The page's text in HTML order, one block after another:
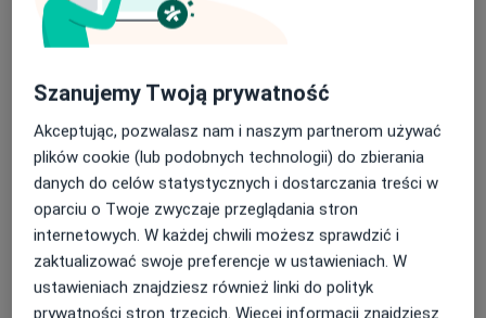
i zadowolenie pacjenta.
implantologii, chirurgii, periodontolologii,
implantoproetyki i protetyki.
leczenie chirurgiczne:
ekstrakcje zębów
usuwanie zębów ósmych
usuwanie pozostawionych korzeni
usuwanie implantów
usuwanie ciał obcych z zatoki
Zobacz galerię (39)
łuku. All on 4.
Odbudowa kości i dziąsła.
Usuwanie chirurgiczne.
Usuwanie ósemek
zatrzymanych.
kilku lat do
polecam.
dobrego i
za cierpl...
Szanujemy Twoją prywatność
Akceptując, pozwalasz nam i naszym partnerom używać
plików cookie (lub podobnych technologii) do zbierania
danych do celów statystycznych i dostarczania treści w
oparciu o Twoje zwyczaje przeglądania stron
internetowych. W każdej chwili możesz sprawdzić i
zaktualizować swoje preferencje w ustawieniach. W
ustawieniach znajdziesz również linki do polityk
prywatności stron trzecich. Więcej informacji znajdziesz